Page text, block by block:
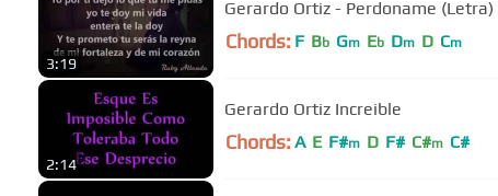
3:19
Gerardo Ortiz - Perdoname (Letra)
Chords: F Bb Gm Eb Dm D Cm
2:14
Gerardo Ortiz Increible
Chords: A E F#m D F# C#m C#